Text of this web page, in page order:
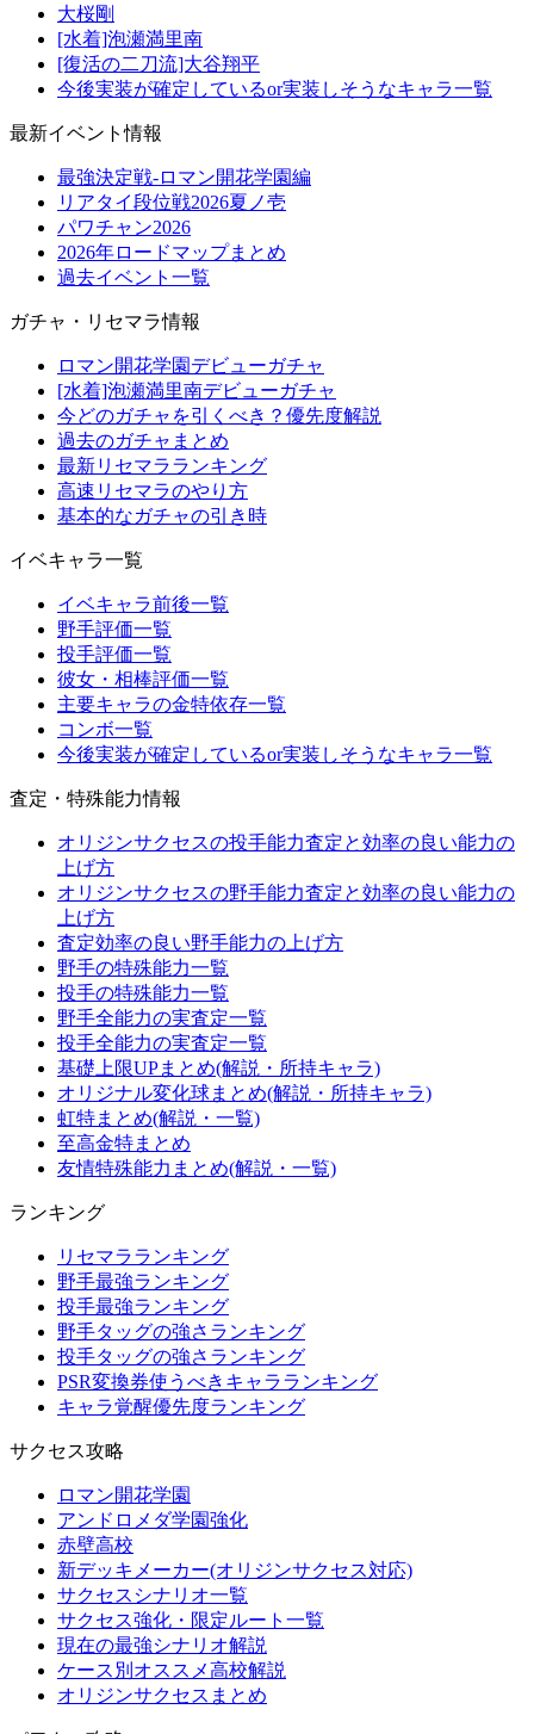
大桜剛
[水着]泡瀬満里南
[復活の二刀流]大谷翔平
今後実装が確定しているor実装しそうなキャラ一覧
最新イベント情報
最強決定戦-ロマン開花学園編
リアタイ段位戦2026夏ノ壱
パワチャン2026
2026年ロードマップまとめ
過去イベント一覧
ガチャ・リセマラ情報
ロマン開花学園デビューガチャ
[水着]泡瀬満里南デビューガチャ
今どのガチャを引くべき？優先度解説
過去のガチャまとめ
最新リセマラランキング
高速リセマラのやり方
基本的なガチャの引き時
イベキャラ一覧
イベキャラ前後一覧
野手評価一覧
投手評価一覧
彼女・相棒評価一覧
主要キャラの金特依存一覧
コンボ一覧
今後実装が確定しているor実装しそうなキャラ一覧
査定・特殊能力情報
オリジンサクセスの投手能力査定と効率の良い能力の
上げ方
オリジンサクセスの野手能力査定と効率の良い能力の
上げ方
査定効率の良い野手能力の上げ方
野手の特殊能力一覧
投手の特殊能力一覧
野手全能力の実査定一覧
投手全能力の実査定一覧
基礎上限UPまとめ(解説・所持キャラ)
オリジナル変化球まとめ(解説・所持キャラ)
虹特まとめ(解説・一覧)
至高金特まとめ
友情特殊能力まとめ(解説・一覧)
ランキング
リセマラランキング
野手最強ランキング
投手最強ランキング
野手タッグの強さランキング
投手タッグの強さランキング
PSR変換券使うべきキャラランキング
キャラ覚醒優先度ランキング
サクセス攻略
ロマン開花学園
アンドロメダ学園強化
赤壁高校
新デッキメーカー(オリジンサクセス対応)
サクセスシナリオ一覧
サクセス強化・限定ルート一覧
現在の最強シナリオ解説
ケース別オススメ高校解説
オリジンサクセスまとめ